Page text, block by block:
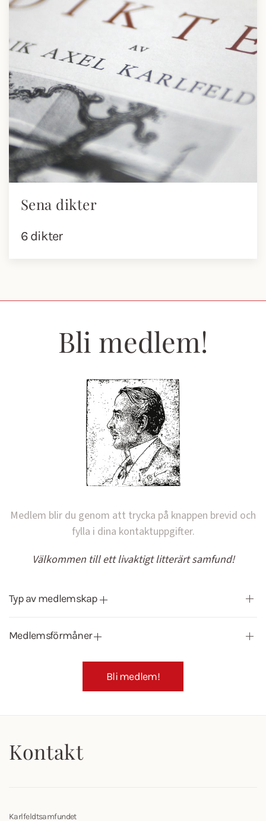
Sena dikter
6 dikter
Bli medlem!
Medlem blir du genom att trycka på knappen brevid och
fylla i dina kontaktuppgifter.
Välkommen till ett livaktigt litterärt samfund!
Typ av medlemskap
Medlemsförmåner
Bli medlem!
Kontakt
Karlfeldtsamfundet